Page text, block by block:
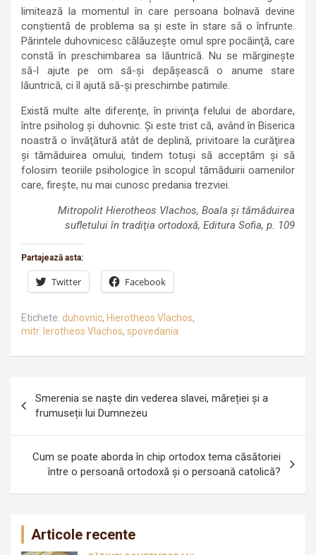
limitează la momentul în care persoana bolnavă devine
conştientă de problema sa şi este în stare să o înfrunte.
Părintele duhovnicesc călăuzeşte omul spre pocăinţă, care
constă în preschimbarea sa lăuntrică. Nu se mărgineşte
să-l ajute pe om să-şi depăşească o anume stare
lăuntrică, ci îl ajută să-şi preschimbe patimile.
Există multe alte diferenţe, în privinţa felului de abordare,
între psiholog şi duhovnic. Şi este trist că, având în Biserica
noastră o învăţătură atât de deplină, privitoare la curăţirea
şi tămăduirea omului, tindem totuşi să acceptăm şi să
folosim teoriile psihologice în scopul tămăduirii oamenilor
care, fireşte, nu mai cunosc predania trezviei.
Mitropolit Hierotheos Vlachos, Boala şi tămăduirea
sufletului în tradiţia ortodoxă, Editura Sofia, p. 109
Partajează asta:
Twitter Facebook
Etichete: duhovnic, Hierotheos Vlachos,
mitr. Ierotheos Vlachos, spovedania
în
articole
Smerenia se naște din vederea slavei, măreției și a
frumuseții lui Dumnezeu
Cum se poate aborda în chip ortodox tema căsătoriei
între o persoană ortodoxă şi o persoană catolică?
Articole recente